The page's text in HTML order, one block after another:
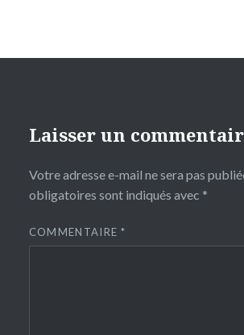
Laisser un
Votre adresse e-mail ne sera pas
obligatoires sont indiqués avec *
COMMENTAIRE*